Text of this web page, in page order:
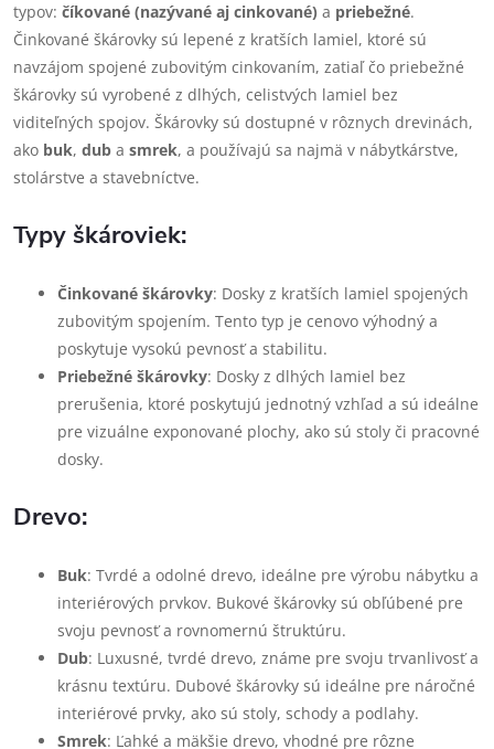
typov: číkované (nazývané aj cinkované) a priebežné.
Činkované škárovky sú lepené z kratších lamiel, ktoré sú
navzájom spojené zubovitým cinkovaním, zatiaľ čo priebežné
škárovky sú vyrobené z dlhých, celistvých lamiel bez
viditeľných spojov. Škárovky sú dostupné v rôznych drevinách,
ako buk, dub a smrek, a používajú sa najmä v nábytkárstve,
stolárstve a stavebníctve.
Typy škároviek:
Činkované škárovky: Dosky z kratších lamiel spojených
zubovitým spojením. Tento typ je cenovo výhodný a
poskytuje vysokú pevnosť a stabilitu.
Priebežné škárovky: Dosky z dlhých lamiel bez
prerušenia, ktoré poskytujú jednotný vzhľad a sú ideálne
pre vizuálne exponované plochy, ako sú stoly či pracovné
dosky.
Drevo:
Buk: Tvrdé a odolné drevo, ideálne pre výrobu nábytku a
interiérových prvkov. Bukové škárovky sú obľúbené pre
svoju pevnosť a rovnomernú štruktúru.
Dub: Luxusné, tvrdé drevo, známe pre svoju trvanlivosť a
krásnu textúru. Dubové škárovky sú ideálne pre náročné
interiérové prvky, ako sú stoly, schody a podlahy.
Smrek: Ľahké a mäkšie drevo, vhodné pre rôzne